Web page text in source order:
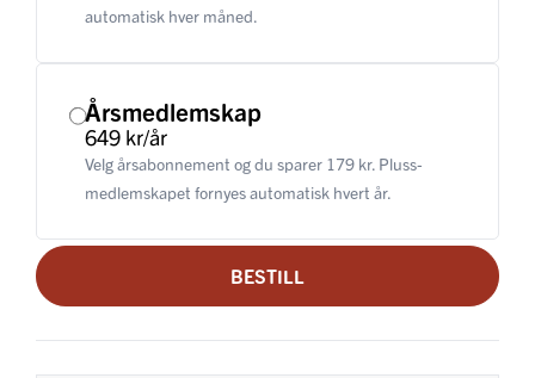
automatisk hver måned.
Årsmedlemskap
649 kr/år
Velg årsabonnement og du sparer 179 kr. Pluss-
medlemskapet fornyes automatisk hvert år.
BESTILL